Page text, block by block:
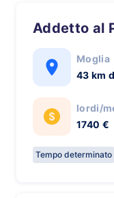
Addetto al
Moglia
43 km
lordi/
1740 €
Tempo determinato